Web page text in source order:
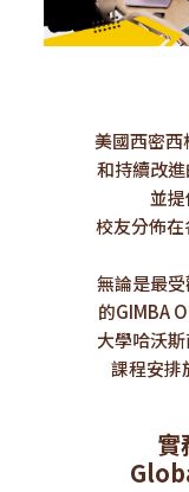
美國西密西
和持續改
並
校友分佈
無論是最
的GIMBA
大學哈沃
課程安排
實